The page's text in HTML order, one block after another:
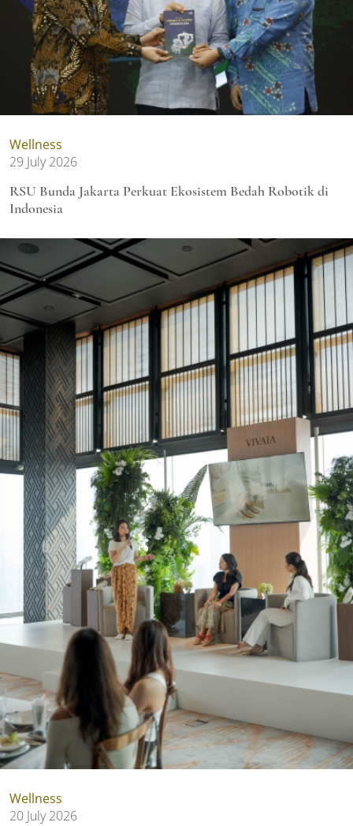
Wellness
29 July 2026
RSU Bunda Jakarta Perkuat Ekosistem Bedah Robotik di
Indonesia
Wellness
20 July 2026